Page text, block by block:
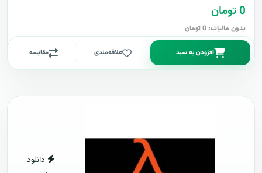
0 تومان
بدون مالیات: 0 تومان
افزودن به سبد علاقه‌مندی مقایسه
دانلود